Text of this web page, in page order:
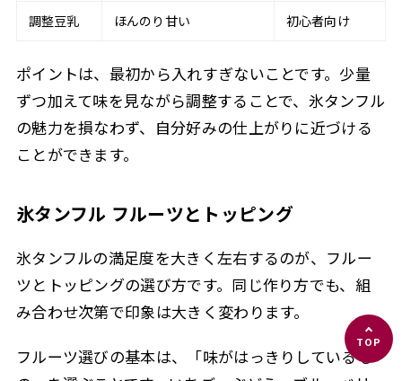
調整豆乳 ほんのり甘い 初心者向け
ポイントは、最初から入れすぎないことです。少量
ずつ加えて味を見ながら調整することで、氷タンフル
の魅力を損なわず、自分好みの仕上がりに近づける
ことができます。
氷タンフル フルーツとトッピング
氷タンフルの満足度を大きく左右するのが、フルー
ツとトッピングの選び方です。同じ作り方でも、組
み合わせ次第で印象は大きく変わります。
フルーツ選びの基本は、「味がはっきりしているも